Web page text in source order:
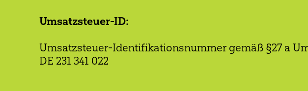
Umsatzsteuer-ID:
Umsatzsteuer-Identifikationsnummer gemäß §27 a
DE 231 341 022